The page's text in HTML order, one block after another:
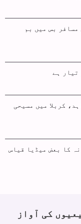
مسافر بس میں بم
تیار ہے
کربلا میں مسیحی
کا بعض میڈیا قیاس
کی آواز